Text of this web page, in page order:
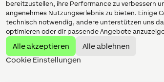
bereitzustellen, ihre Performance zu verbessern
angenehmes Nutzungserlebnis zu bieten. Einige
technisch notwendig, andere unterstützen uns
optimieren oder dir passende Angebote
Alle akzeptieren
Alle ablehnen
Cookie Einstellungen
Hz in km/h bzw m/s
oder andere
Einheiten laut
Datenblatt
Warngeschwindigkeit km/h